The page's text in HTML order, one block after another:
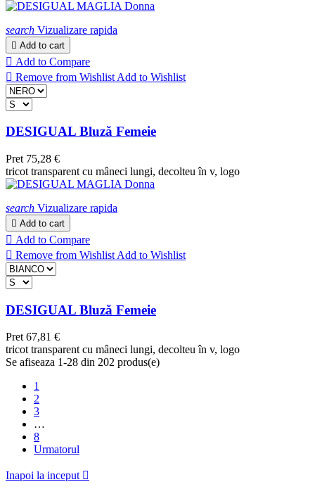
search Vizualizare rapida
 Add to cart
 Add to Compare
 Remove from Wishlist Add to Wishlist
DESIGUAL Bluză Femeie
Pret 75,28 €
tricot transparent cu mâneci lungi, decolteu în v, logo
search Vizualizare rapida
 Add to cart
 Add to Compare
 Remove from Wishlist Add to Wishlist
DESIGUAL Bluză Femeie
Pret 67,81 €
tricot transparent cu mâneci lungi, decolteu în v, logo
Se afiseaza 1-28 din 202 produs(e)
1
2
3
…
8
Urmatorul
Inapoi la inceput 